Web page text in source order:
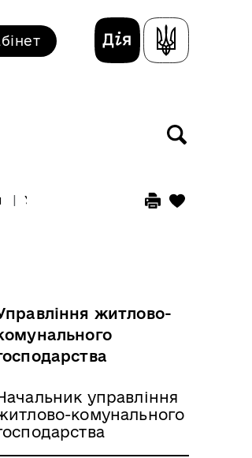
Управління житлово-
житлово-
управління
комунального